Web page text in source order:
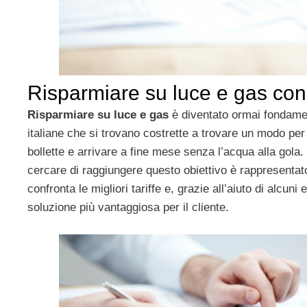
Risparmiare su luce e gas
Risparmiare su luce e gas è diventato ormai
italiane che si trovano costrette a trovare un modo
bollette e arrivare a fine mese senza l’acqua alla
cercare di raggiungere questo obiettivo è
confronta le migliori tariffe e, grazie all’aiuto di alcuni
soluzione più vantaggiosa per il cliente.